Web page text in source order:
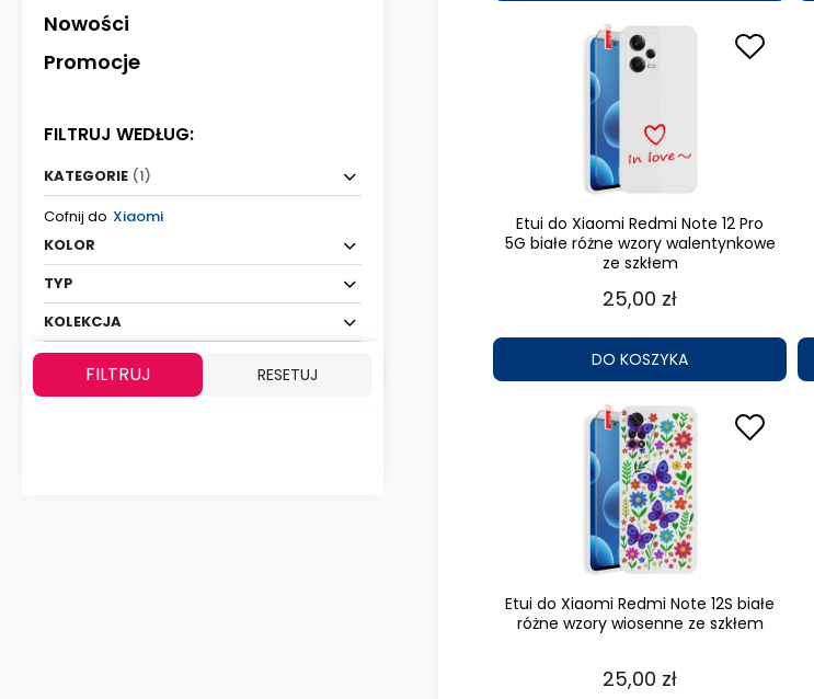
Nowości
Promocje
FILTRUJ WEDŁUG:
KATEGORIE (1)
Cofnij do Xiaomi
KOLOR
TYP
KOLEKCJA
FILTRUJ RESETUJ
Etui do Xiaomi Redmi Note 12 Pro
5G białe różne wzory walentynkowe
ze szkłem
25,00 zł
DO KOSZYKA
Etui do Xiaomi Redmi Note 12S białe
różne wzory wiosenne ze szkłem
25,00 zł